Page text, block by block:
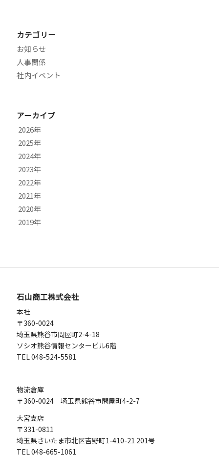
カテゴリー
お知らせ
人事関係
社内イベント
アーカイブ
2026
8月
7月
6月
5月
4月
3月
2月
2025
11月
10月
9月
8月
7月
6月
2024
12月
11月
10月
9月
8月
1月
2023
9月
7月
6月
4月
2022
12月
11月
9月
1月
2021
10月
9月
1月
2020
9月
2019
石山商工株式会社
本社
〒360-0024
埼玉県熊谷市問屋町2-4-18
ソシオ熊谷情報センタービル6階
TEL 048-524-5581
物流倉庫
〒360-0024 埼玉県熊谷市問屋町4-2-7
大宮支店
〒331-0811
埼玉県さいたま市北区吉野町1-410-21 201号
TEL 048-665-1061